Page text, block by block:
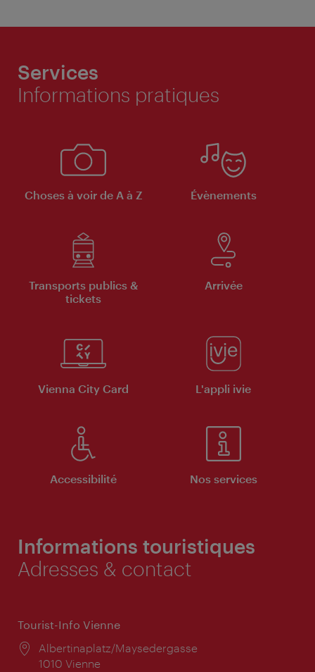
Services
Informations pratiques
Choses à voir de A à Z Évènements
Transports publics &
tickets
Arrivée
Vienna City Card L'appli ivie
Accessibilité Nos services
Informations touristiques
Adresses & contact
Tourist-Info Vienne
Lieu:
Albertinaplatz/Maysedergasse
1010 Vienne